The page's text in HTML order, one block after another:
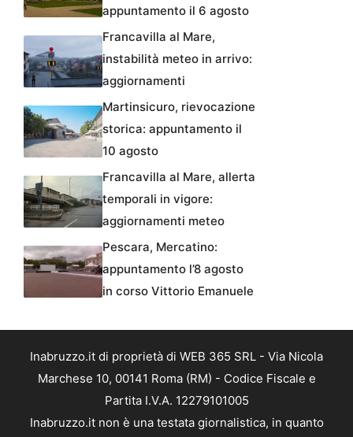
appuntamento il 6 agosto
Francavilla al Mare,
instabilità meteo in arrivo:
aggiornamenti
Martinsicuro, rievocazione
storica: appuntamento il
10 agosto
Francavilla al Mare, allerta
temporali in vigore:
aggiornamenti meteo
Pescara, Mercatino:
appuntamento l’8 agosto
in corso Vittorio Emanuele
Inabruzzo.it di proprietà di WEB 365 SRL - Via Nicola
Marchese 10, 00141 Roma (RM) - Codice Fiscale e
Partita I.V.A. 12279101005
Inabruzzo.it non è una testata giornalistica, in quanto